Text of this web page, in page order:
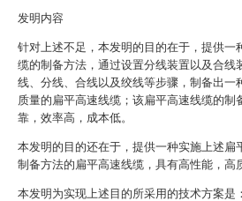
发明内容
针对上述不足，本发明的目的在于，提供一
缆的制备方法，通过设置分线装置以及合线
线、分线、合线以及绞线等步骤，制备出一
质量的扁平高速线缆；该扁平高速线缆的制
靠，效率高，成本低。
本发明的目的还在于，提供一种实施上述扁
制备方法的扁平高速线缆，具有高性能，高
本发明为实现上述目的所采用的技术方案是：